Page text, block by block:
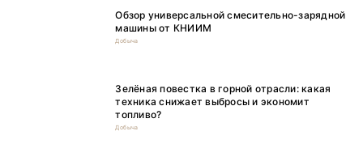
Обзор универсальной смесительно-зарядной
машины от КНИИМ
Добыча
Зелёная повестка в горной отрасли: какая
техника снижает выбросы и экономит
топливо?
Добыча